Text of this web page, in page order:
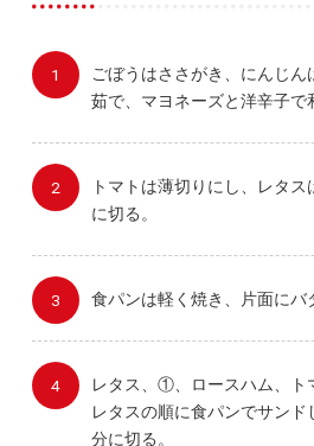
ごぼうはささがき、にんじん
茹で、マヨネーズと洋辛子で
トマトは薄切りにし、レタ
に切る。
食パンは軽く焼き、片面にバ
レタス、①、ロースハム、ト
レタスの順に食パンでサンド
分に切る。